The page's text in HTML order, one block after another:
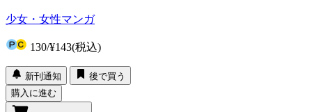
少女・女性マンガ
130/¥143(税込)
新刊通知
後で買う
購入に進む